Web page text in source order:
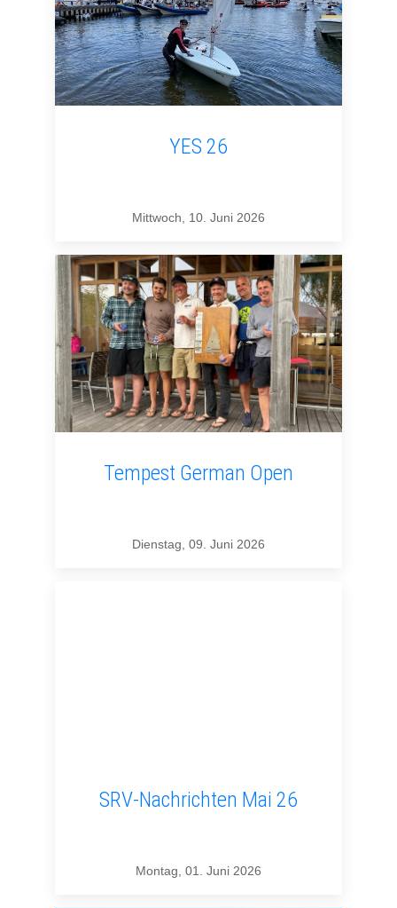
YES 26
Mittwoch, 10. Juni 2026
Tempest German Open
Dienstag, 09. Juni 2026
SRV-Nachrichten Mai 26
Montag, 01. Juni 2026